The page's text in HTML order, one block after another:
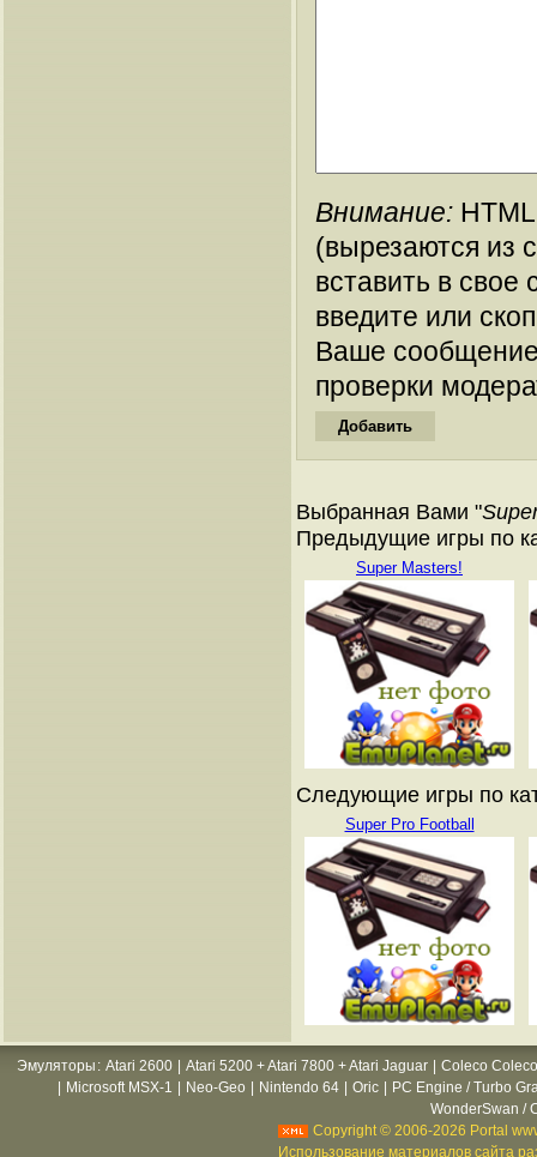
Внимание:
(вырезаются из
вставить в
введите или
Ваше
проверки
Выбранная Вами "
Предыдущие игры по
Super Masters!
Следующие игры по
Super Pro Football
Эмуляторы : Atari 2600 Atari 5200 + Atari 7800 + Atari Jaguar
Coleco
Microsoft MSX-1 Neo-Geo Nintendo 64 Oric
PC Engine / Turbo
WonderSwan /
Copyright © 2006-2026 Portal
Использование материалов сайта